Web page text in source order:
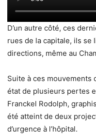
D’un autre côté, ces
rues de la capitale, ils
directions, même au
Suite à ces
état de plusieurs pertes
Franckel Rodolph,
été atteint de deux
d’urgence à l’hôpital.